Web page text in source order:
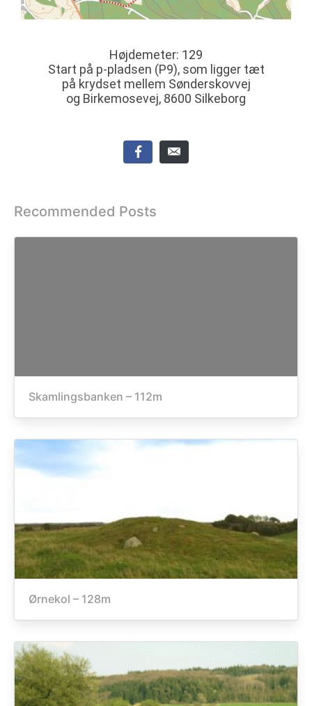
Højdemeter: 129
Start på p-pladsen (P9), som ligger tæt
på krydset mellem Sønderskovvej
og Birkemosevej, 8600 Silkeborg
Recommended Posts
Skamlingsbanken – 112m
Ørnekol – 128m